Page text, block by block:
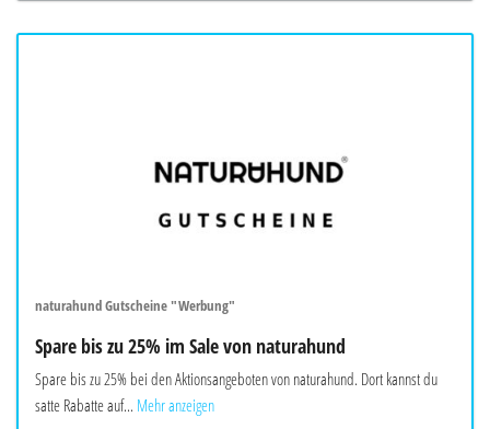
naturahund Gutscheine "Werbung"
Spare bis zu 25% im Sale von naturahund
Spare bis zu 25% bei den Aktionsangeboten von naturahund. Dort kannst du
satte Rabatte auf... Mehr anzeigen